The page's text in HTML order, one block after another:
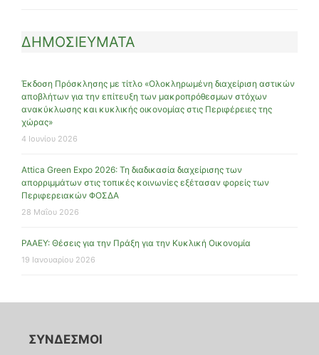
ΔΗΜΟΣΙΕΥΜΑΤΑ
Έκδοση Πρόσκλησης με τίτλο «Ολοκληρωμένη διαχείριση αστικών
αποβλήτων για την επίτευξη των μακροπρόθεσμων στόχων
ανακύκλωσης και κυκλικής οικονομίας στις Περιφέρειες της
χώρας»
4 Ιουνίου 2026
Attica Green Expo 2026: Τη διαδικασία διαχείρισης των
απορριμμάτων στις τοπικές κοινωνίες εξέτασαν φορείς των
Περιφερειακών ΦΟΣΔΑ
28 Μαΐου 2026
ΡΑΑΕΥ: Θέσεις για την Πράξη για την Κυκλική Οικονομία
19 Ιανουαρίου 2026
ΣΥΝΔΕΣΜΟΙ